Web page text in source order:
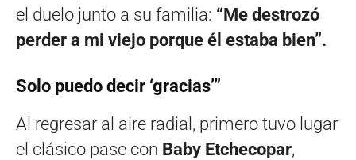
el duelo junto a su familia: “Me destrozó
perder a mi viejo porque él estaba bien”.
Solo puedo decir ‘gracias’”
Al regresar al aire radial, primero tuvo lugar
el clásico pase con Baby Etchecopar,